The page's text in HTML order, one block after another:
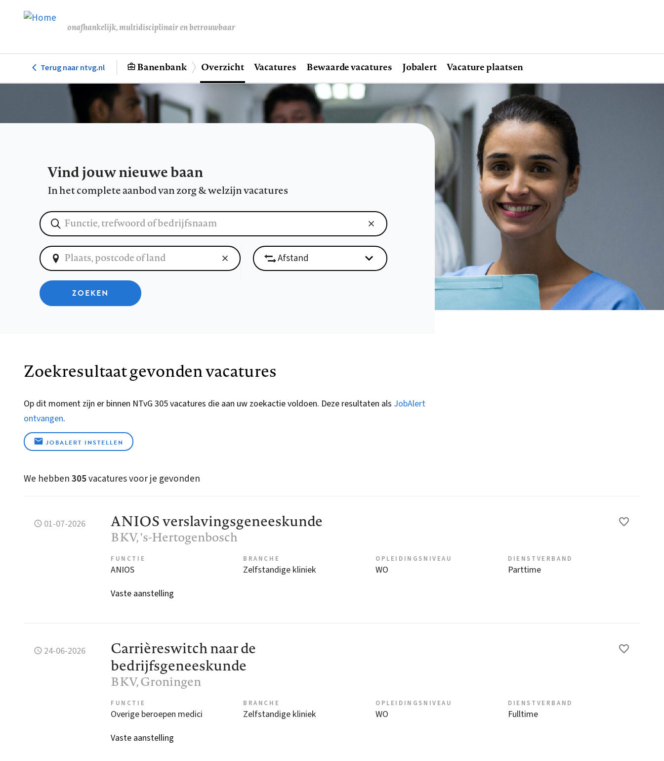
de
onafhankelijk, multidisciplinair en betrouwbaar
Hoofdnavigatie
Terug naar ntvg.nl Banenbank Overzicht Vacatures Bewaarde vacatures Jobalert Vacature plaatsen
Vind jouw nieuwe baan
In het complete aanbod van zorg & welzijn vacatures
ZOEKEN
Zoekresultaat gevonden vacatures
Op dit moment zijn er binnen NTvG 305 vacatures die aan uw zoekactie voldoen. Deze resultaten als JobAlert
ontvangen.
JOBALERT INSTELLEN
We hebben305vacatures voor je gevonden
01-07-2026 ANIOS verslavingsgeneeskunde
BKV, 's-Hertogenbosch
FUNCTIE
ANIOS
BRANCHE
Zelfstandige kliniek
OPLEIDINGSNIVEAU
WO
DIENSTVERBAND
Parttime
Vaste aanstelling
24-06-2026
Carrièreswitch naar de
bedrijfsgeneeskunde
BKV, Groningen
FUNCTIE
Overige beroepen medici
BRANCHE
Zelfstandige kliniek
OPLEIDINGSNIVEAU
WO
DIENSTVERBAND
Fulltime
Vaste aanstelling